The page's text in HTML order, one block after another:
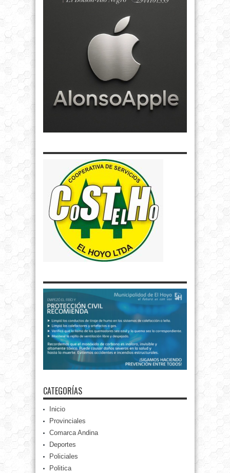
CATEGORÍAS
Inicio
Provinciales
Comarca Andina
Deportes
Policiales
Politica